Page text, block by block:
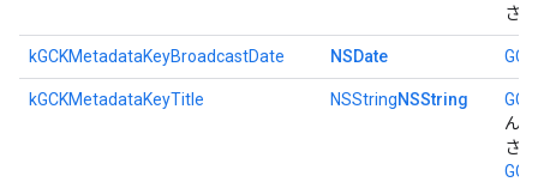
さん
kGCKMetadataKeyBroadcastDate NSDate
kGCKMetadataKeyTitle NSStringNSString
ん、
さ